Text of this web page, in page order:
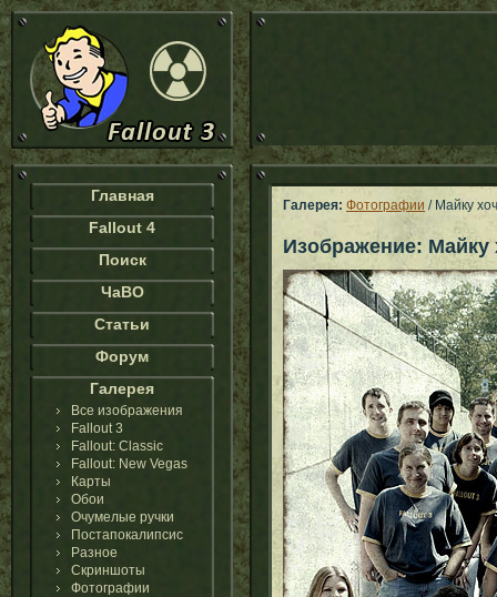
Главная
Fallout 4
Поиск
ЧаВО
Статьи
Форум
Галерея
Все изображения
Fallout 3
Fallout: Classic
Fallout: New Vegas
Карты
Обои
Очумелые ручки
Постапокалипсис
Разное
Скриншоты
Фотографии
Галерея: Фотографии / Майку
Изображение: Майку